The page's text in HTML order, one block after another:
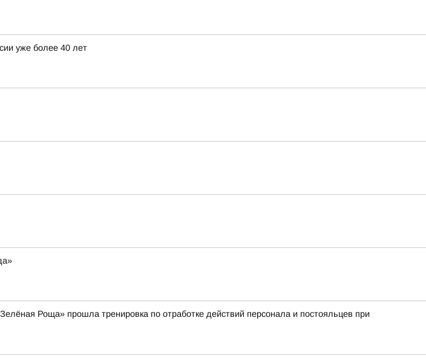
уже более 40 лет
Роща» прошла тренировка по отработке действий персонала и постояльцев при